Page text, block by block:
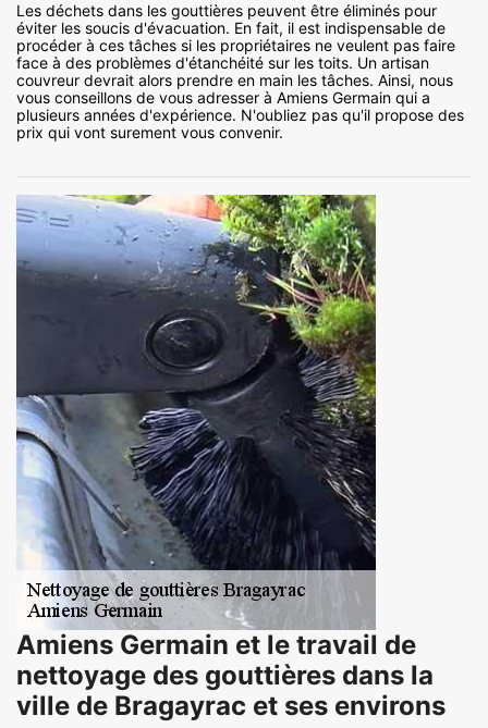
Les déchets dans les gouttières peuvent être éliminés pour
éviter les soucis d'évacuation. En fait, il est indispensable de
procéder à ces tâches si les propriétaires ne veulent pas faire
face à des problèmes d'étanchéité sur les toits. Un artisan
couvreur devrait alors prendre en main les tâches. Ainsi, nous
vous conseillons de vous adresser à Amiens Germain qui a
plusieurs années d'expérience. N'oubliez pas qu'il propose des
prix qui vont surement vous convenir.
Amiens Germain et le travail de
nettoyage des gouttières dans la
ville de Bragayrac et ses environs